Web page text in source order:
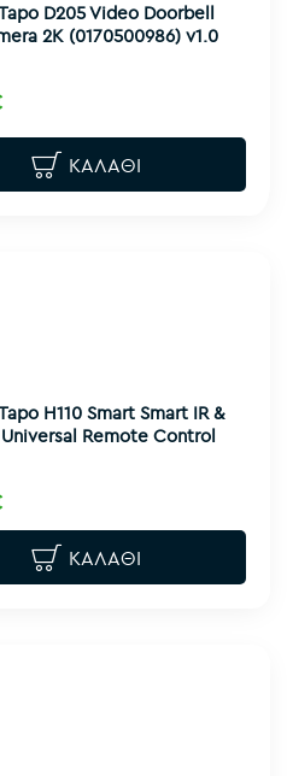
D205 Video Doorbell
2K (0170500986) v1.0
ΚΑΛΆΘΙ
H110 Smart Smart IR &
Remote Control
ΚΑΛΆΘΙ